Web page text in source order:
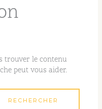
trouver le contenu
peut vous aider.